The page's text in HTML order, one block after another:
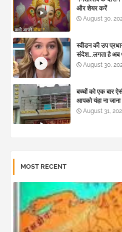
और शेयर करें
August 30,
स्वीडन की उप
संदेश...लगता है अब
August 30,
बच्चों को एक बार
आपको यंहा ना
August 31,
MOST RECENT